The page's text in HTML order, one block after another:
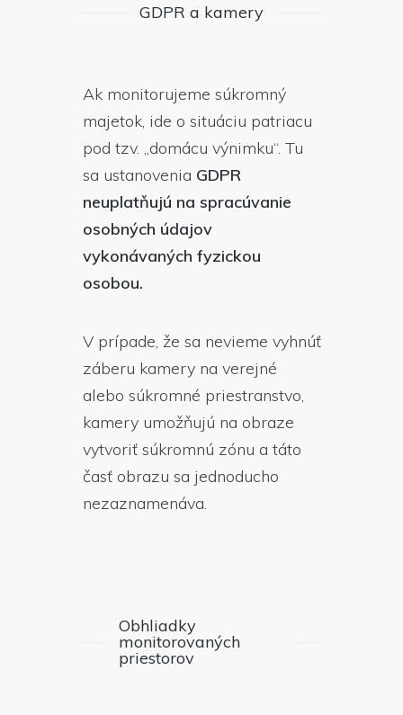
GDPR a kamery
Ak monitorujeme súkromný
majetok, ide o situáciu patriacu
pod tzv. „domácu výnimku“. Tu
sa ustanovenia GDPR
neuplatňujú na spracúvanie
osobných údajov
vykonávaných fyzickou
osobou.
V prípade, že sa nevieme vyhnúť
záberu kamery na verejné
alebo súkromné priestranstvo,
kamery umožňujú na obraze
vytvoriť súkromnú zónu a táto
časť obrazu sa jednoducho
nezaznamenáva.
Obhliadky
monitorovaných
priestorov